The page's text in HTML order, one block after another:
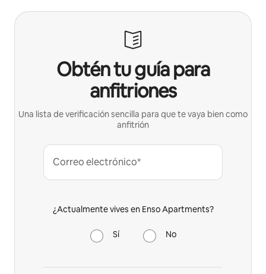
Obtén tu guía para
anfitriones
Una lista de verificación sencilla para que te vaya bien como
anfitrión
Correo electrónico*
¿Actualmente vives en Enso Apartments?
Sí No